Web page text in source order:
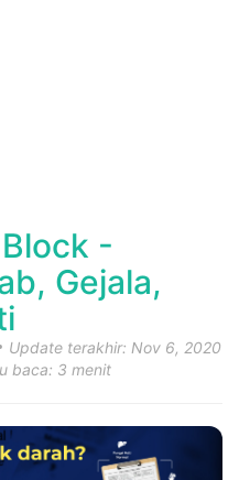
-
Gejala,
Update terakhir: Nov 6, 2020
baca: 3 menit